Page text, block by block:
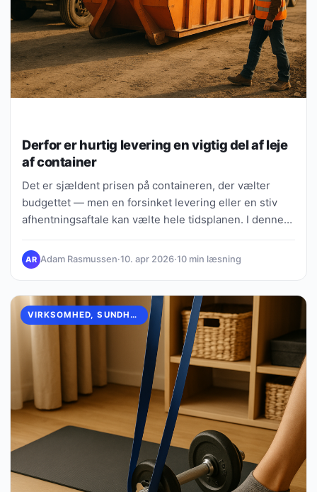
Derfor er hurtig levering en vigtig del af leje
af container
Det er sjældent prisen på containeren, der vælter
budgettet — men en forsinket levering eller en stiv
afhentningsaftale kan vælte hele tidsplanen. I denne…
AR Adam Rasmussen·10. apr 2026·10 min læsning
VIRKSOMHED, SUNDHED & FOREBYGGELSE